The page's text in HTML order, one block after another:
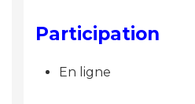
Participation
En ligne